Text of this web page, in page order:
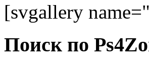
[svgallery
Поиск по